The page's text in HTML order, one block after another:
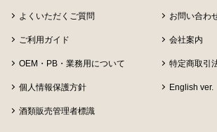
よくいただくご質問 お問い合わ
ご利用ガイド 会社案内
OEM・PB・業務用について 特定商取引
個人情報保護方針 English ver.
酒類販売管理者標識